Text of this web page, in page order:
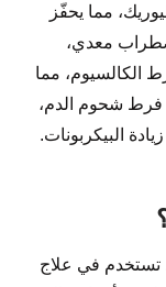
مما يحفّز
معدي،
الكالسيوم، مما
فرط شحوم الدم،
البيكربونات.
تستخدم في علاج